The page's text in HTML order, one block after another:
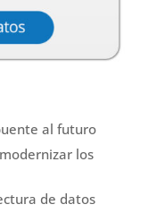
al futuro
los
de datos